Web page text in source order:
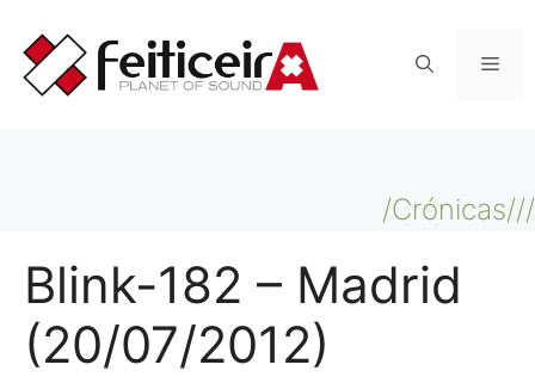
contenido
/Crónicas///
Blink-182 – Madrid
(20/07/2012)